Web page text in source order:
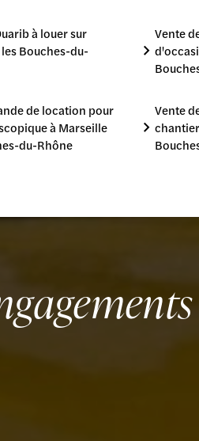
à louer sur
Bouches-du-
Vente
de location pour
à Marseille
du-Rhône
Vente